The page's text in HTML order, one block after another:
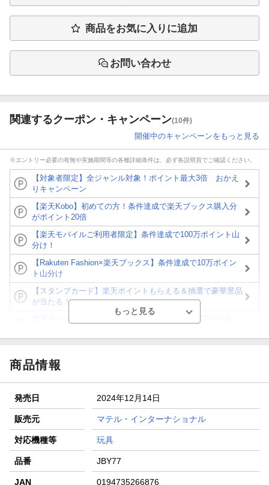
商品をお気に入りに追加
お問い合わせ
関連するクーポン・キャンペーン(10件)
開催中のキャンペーンをもっと見る
※エントリー必要の有無や実施期間等の各種詳細条件は、必ず各説明頁でご確認ください。
【対象者限定】全ジャンル対象！ポイント最大3倍 おかえ
りキャンペーン
【楽天Kobo】初めての方！条件達成で楽天ブックス購入分
がポイント20倍
【楽天モバイルご利用者限定】条件達成で100万ポイント山
分け！
【Rakuten Fashion×楽天ブックス】条件達成で10万ポイン
ト山分け
【スタンプカード】楽天ポイントもらえる＆抽選で豪華景品
が当たる！
が当たる
【楽天24】日用品の楽天24と楽天ブックス買いまわりでク
ーポン★
【楽天ミュージック】200円OFFクーポン！初回30日無料音
楽聴き放題♪
商品情報
発売日 2024年12月14日
販売元 マテル・インターナショナル
対応機種等 玩具
品番 JBY77
JAN 0194735266876